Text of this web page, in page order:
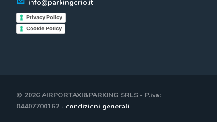
info@parkingorio.it
Privacy Policy
Cookie Policy
© 2026 AIRPORTAXI&PARKING SRLS - P.iva:
04407700162 - condizioni generali